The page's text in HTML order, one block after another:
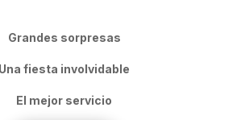
Grandes sorpresas
Una fiesta involvidable
El mejor servicio